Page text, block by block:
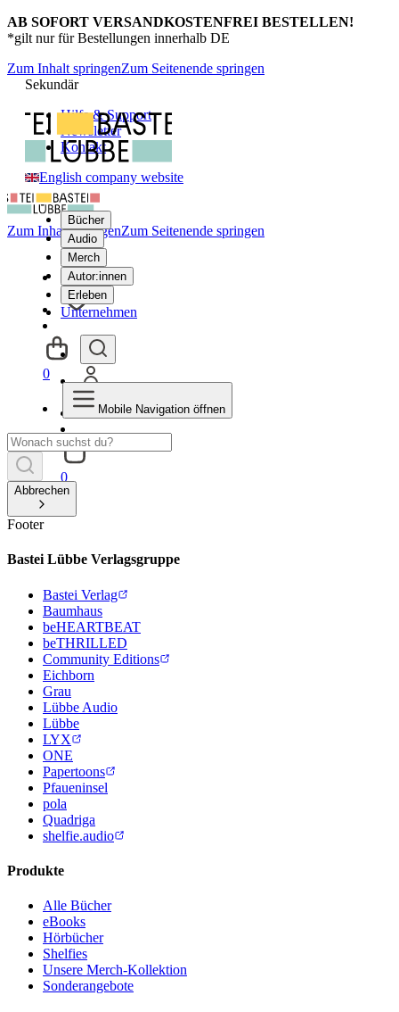
AB SOFORT VERSANDKOSTENFREI BESTELLEN!
*gilt nur für Bestellungen innerhalb DE
Zum Inhalt springenZum Seitenende springen
Sekundär
Hilfe & Support
Newsletter
Kontakt
English company website
Bücher
Audio
Merch
Autor:innen
Erleben
Unternehmen
0
Zum Inhalt springenZum Seitenende springen
0
Mobile Navigation öffnen
Abbrechen
Footer
Bastei Lübbe Verlagsgruppe
Bastei Verlag
Baumhaus
beHEARTBEAT
beTHRILLED
Community Editions
Eichborn
Grau
Lübbe Audio
Lübbe
LYX
ONE
Papertoons
Pfaueninsel
pola
Quadriga
shelfie.audio
Produkte
Alle Bücher
eBooks
Hörbücher
Shelfies
Unsere Merch-Kollektion
Sonderangebote